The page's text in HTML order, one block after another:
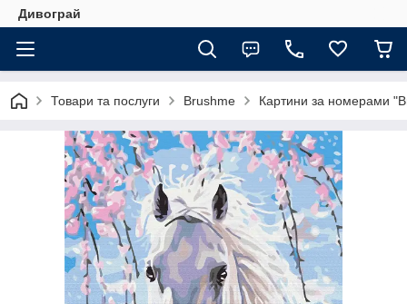
Дивограй
Товари та послуги Brushme Картини за номерами